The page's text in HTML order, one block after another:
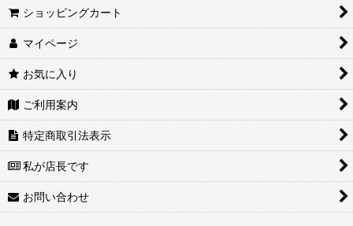
ショッピングカート
マイページ
お気に入り
ご利用案内
特定商取引法表示
私が店長です
お問い合わせ